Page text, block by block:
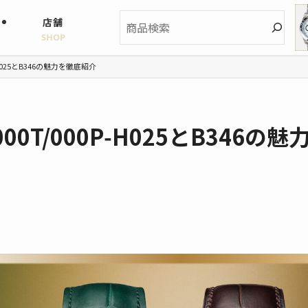
店舗
SHOP
検
索
とB346の魅力を徹底紹介
000P‑H025とB346の魅